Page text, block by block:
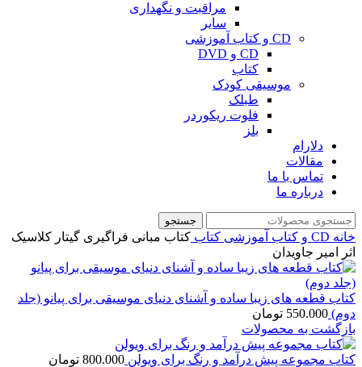
مراقبت و نگهداری
سایر
CD و کتاب آموزشی
CD و DVD
کتاب
موسیقی کودک
طبلک
فلوت ریکوردر
بلز
دلارام
مقالات
تماس با ما
درباره ما
جستجو
خانه CD و کتاب آموزشی کتاب کتاب مبانی فراگيری گيتار كلاسيک
اثر امیر جاویدان
کتاب قطعه های زیبا ساده و آشنای دنیای موسیقی برای پیانو (جلد
دوم) 550.000 تومان
بازگشت به محصولات
کتاب مجموعه پیش درآمد و رنگ برای ویولن 800.000 تومان